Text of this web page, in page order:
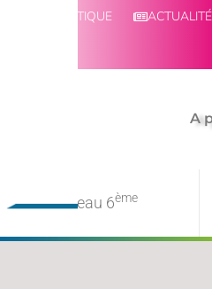
BOUTIQUE
A
Niveau 6ème